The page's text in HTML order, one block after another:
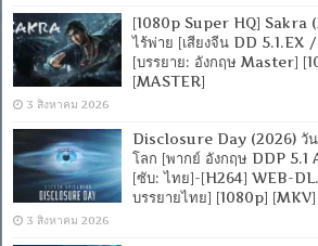
[1080p Super HQ] Sakra
ไร้พ่าย [เสียงจีน DD 5.1.EX
[บรรยาย: อังกฤษ Master]
[MASTER]
3 สิงหาคม 2026
Disclosure Day (2026) วัน
โลก [พากย์ อังกฤษ DDP
[ซับ: ไทย]-[H264] WEB-
บรรยายไทย] [1080p]
3 สิงหาคม 2026